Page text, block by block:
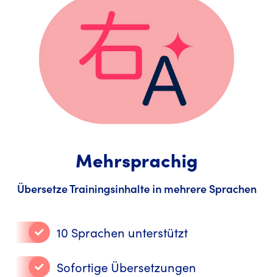
Mehrsprachig
Übersetze Trainingsinhalte in mehrere Sprachen
10 Sprachen unterstützt
Sofortige Übersetzungen